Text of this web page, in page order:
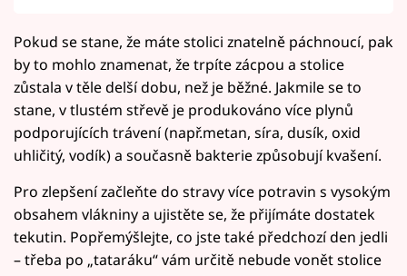
Pokud se stane, že máte stolici znatelně páchnoucí, pak
by to mohlo znamenat, že trpíte zácpou a stolice
zůstala v těle delší dobu, než je běžné. Jakmile se to
stane, v tlustém střevě je produkováno více plynů
podporujících trávení (např.metan, síra, dusík, oxid
uhličitý, vodík) a současně bakterie způsobují kvašení.
Pro zlepšení začleňte do stravy více potravin s vysokým
obsahem vlákniny a ujistěte se, že přijímáte dostatek
tekutin. Popřemýšlejte, co jste také předchozí den jedli
– třeba po „tataráku“ vám určitě nebude vonět stolice